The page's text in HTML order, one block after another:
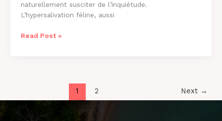
naturellement susciter de l’inquiétude.
L’hypersalivation féline, aussi
Pourquoi
Solutions
2026
Read Post »
1 2 Next →